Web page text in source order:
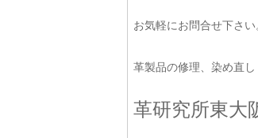
お気軽にお問合せ下さい
革製品の修理、染め直
革研究所東大